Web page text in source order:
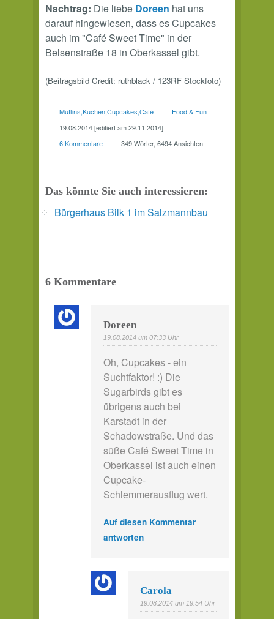
Nachtrag: Die liebe Doreen hat uns
darauf hingewiesen, dass es Cupcakes
auch im "Café Sweet Time" in der
Belsenstraße 18 in Oberkassel gibt.
(Beitragsbild Credit: ruthblack / 123RF Stockfoto)
Muffins KuchenCupcakes Café
Food & Fun
19.08.2014 [editiert am 29.11.2014]
6 Kommentare
349 Wörter, 6494 Ansichten
Das könnte Sie auch interessieren:
Bürgerhaus Bilk 1 im Salzmannbau
6 Kommentare
Doreen
19.08.2014 um 07:33 Uhr
Oh, Cupcakes - ein
Suchtfaktor! :) Die
Sugarbirds gibt es
übrigens auch bei
Karstadt in der
Schadowstraße. Und das
süße Café Sweet Time in
Oberkassel ist auch einen
Cupcake-
Schlemmerausflug wert.
Auf diesen Kommentar
antworten
Carola
19.08.2014 um 19:54 Uhr